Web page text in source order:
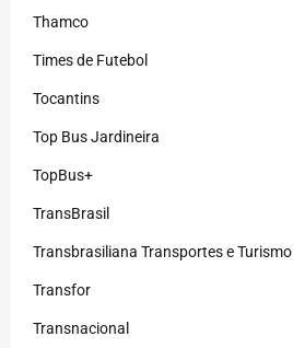
Thamco
Times de Futebol
Tocantins
Top Bus Jardineira
TopBus+
TransBrasil
Transbrasiliana Transportes e Turismo
Transfor
Transnacional